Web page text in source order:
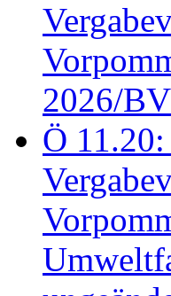
2026/
Ö